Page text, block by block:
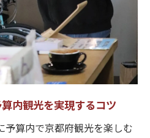
自転車めぐり体験
予算に優しい観光ルート
む京都自転車めぐりの魅
イクル体験のおすすめ方
内観光を実現するコツ
予算内で京都府観光を楽しむ